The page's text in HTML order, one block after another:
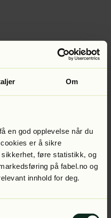
Om
en god opplevelse når du
er å sikre
føre statistikk, og
på fabel.no og
innhold for deg.